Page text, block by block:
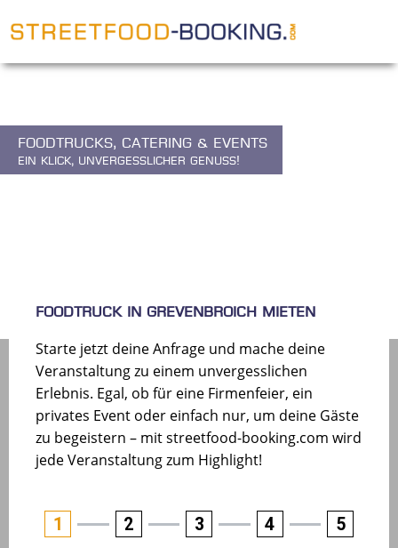
Foodtrucks, Catering & Events
Ein Klick, unvergesslicher Genuss!
FOODTRUCK IN GREVENBROICH MIETEN
Starte jetzt deine Anfrage und mache deine
Veranstaltung zu einem unvergesslichen
Erlebnis. Egal, ob für eine Firmenfeier, ein
privates Event oder einfach nur, um deine Gäste
zu begeistern – mit streetfood-booking.com wird
jede Veranstaltung zum Highlight!
1 2 3 4 5